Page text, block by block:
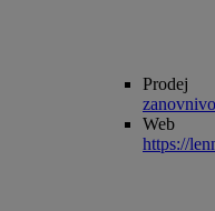
Prodej
Web
https://